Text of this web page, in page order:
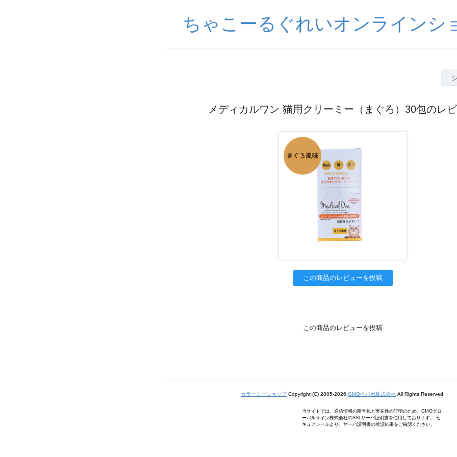
ちゃこーるぐれいオンラインシ
メディカルワン 猫用クリーミー（まぐろ）30包のレ
この商品のレビューを投稿
この商品のレビューを投稿
カラーミーショップCopyright (C) 2005-2026 GMOペパボ株式会社 All Rights Reserved.
当サイトでは、通信情報の暗号化と実在性の証明のため、GMOグロ
ーバルサイン株式会社のSSLサーバ証明書を使用しております。 セ
キュアシールより、サーバ証明書の検証結果をご確認ください。